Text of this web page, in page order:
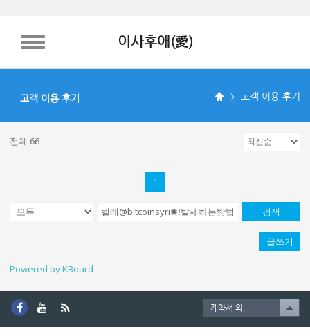
TOGGLE NAVIGATION이사후애(愛)
고객 이용 후기 고객 이용 후기
전체 66
1
검색
글쓰기
Powered by KBoard
계약서 외.